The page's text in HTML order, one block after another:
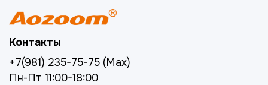
Контакты
+7(981) 235-75-75 (Max)
Пн-Пт 11:00-18:00